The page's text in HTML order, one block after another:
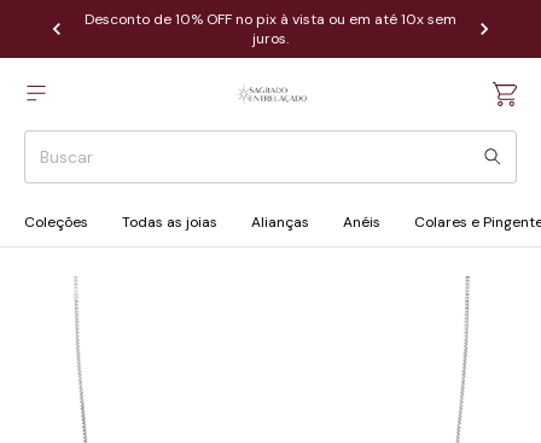
Desconto de 10% OFF no pix à vista ou em até 10x sem
juros.
Coleções Todas as joias Alianças Anéis Colares e